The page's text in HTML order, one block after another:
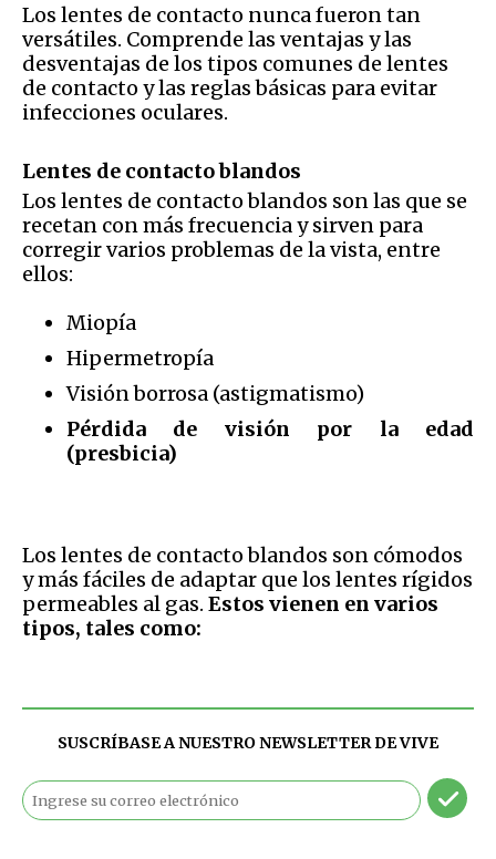
Los lentes de contacto nunca fueron tan
versátiles. Comprende las ventajas y las
desventajas de los tipos comunes de lentes
de contacto y las reglas básicas para evitar
infecciones oculares.
Lentes de contacto blandos
Los lentes de contacto blandos son las que se
recetan con más frecuencia y sirven para
corregir varios problemas de la vista, entre
ellos:
Miopía
Hipermetropía
Visión borrosa (astigmatismo)
Pérdida de visión por la edad
(presbicia)
Los lentes de contacto blandos son cómodos
y más fáciles de adaptar que los lentes rígidos
permeables al gas. Estos vienen en varios
tipos, tales como:
SUSCRÍBASE A NUESTRO NEWSLETTER DEVIVE